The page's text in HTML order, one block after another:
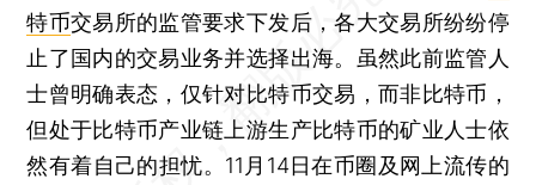
特币交易所的监管要求下发后，各大交易所纷纷停
止了国内的交易业务并选择出海。虽然此前监管人
士曾明确表态，仅针对比特币交易，而非比特币，
但处于比特币产业链上游生产比特币的矿业人士依
然有着自己的担忧。11月14日在币圈及网上流传的